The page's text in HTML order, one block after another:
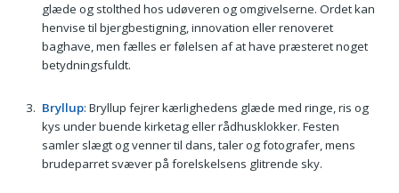
glæde og stolthed hos udøveren og omgivelserne. Ordet kan
henvise til bjergbestigning, innovation eller renoveret
baghave, men fælles er følelsen af at have præsteret noget
betydningsfuldt.
Bryllup: Bryllup fejrer kærlighedens glæde med ringe, ris og
kys under buende kirketag eller rådhusklokker. Festen
samler slægt og venner til dans, taler og fotografer, mens
brudeparret svæver på forelskelsens glitrende sky.